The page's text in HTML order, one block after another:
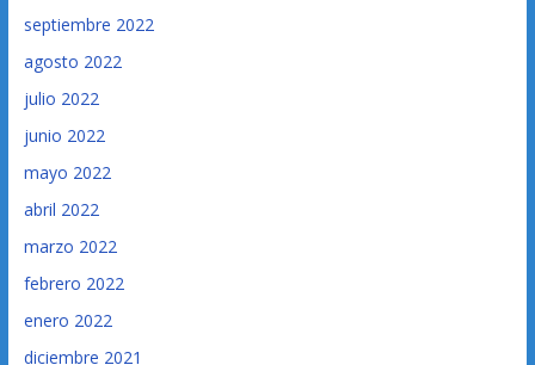
septiembre 2022
agosto 2022
julio 2022
junio 2022
mayo 2022
abril 2022
marzo 2022
febrero 2022
enero 2022
diciembre 2021